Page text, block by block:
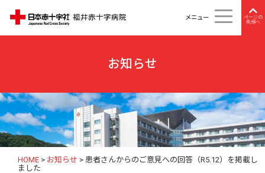
メニュー
ページの
先頭へ
お知らせ
HOME > お知らせ > 患者さんからのご意見への回答（R5.12）を掲載し
ました